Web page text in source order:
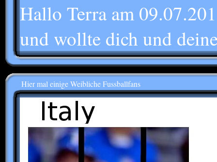
Hallo Terra am
und wollte dich und
Hier mal einige Weibliche Fussballfans